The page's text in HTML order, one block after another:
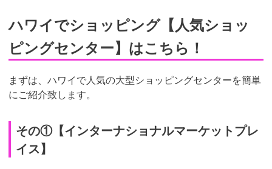
ハワイでショッピング【人気ショッ
ピングセンター】はこちら！
まずは、ハワイで人気の大型ショッピングセンターを簡単
にご紹介致します。
その①【インターナショナルマーケットプレ
イス】